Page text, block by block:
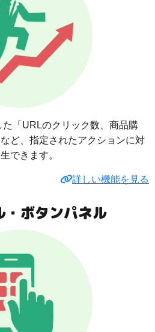
「URLのクリック数、商品購
ど、指定されたアクションに対
できます。
詳しい機能を見る
・ボタンパネル